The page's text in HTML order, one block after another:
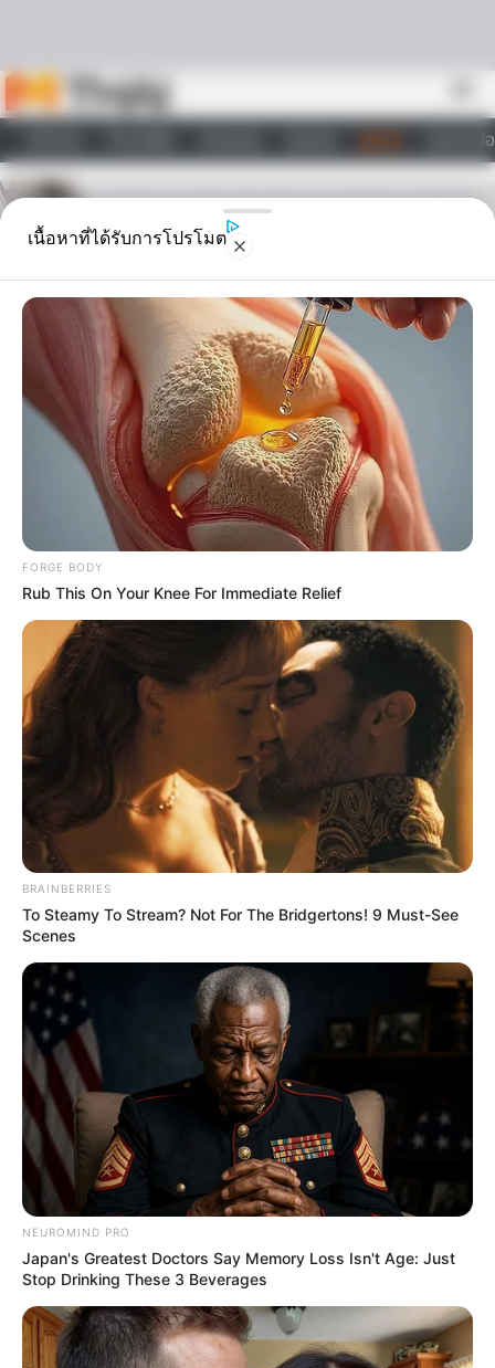
วอลเปเ
ไลฟ์สไตล์
ดูดวงรายวัน
ดวงรายวัน วันพุธ ที่ 13
กันยายน 2566
ดูดวงวันพุธ ที่ 13 กันยายน 2566
Home/ดูดวงรายวัน
ดูดวงรายวัน|
13 ก.ย. 2023
แบ่งปัน
ดูดวงวันพุธ ที่ 13 กันยายน 2566
ดวงคนเกิดวันอาทิตย์
ไพ่ประจำวันของท่านในวันนี้ คือ ไพ่ต่อสู้ดิ้นรน
เนื้อหาที่ได้รับการโปรโมต
FORGE BODY
Rub This On Your Knee For Immediate Relief
BRAINBERRIES
To Steamy To Stream? Not For The Bridgertons! 9 Must-See
Scenes
NEUROMIND PRO
Japan's Greatest Doctors Say Memory Loss Isn't Age: Just
Stop Drinking These 3 Beverages